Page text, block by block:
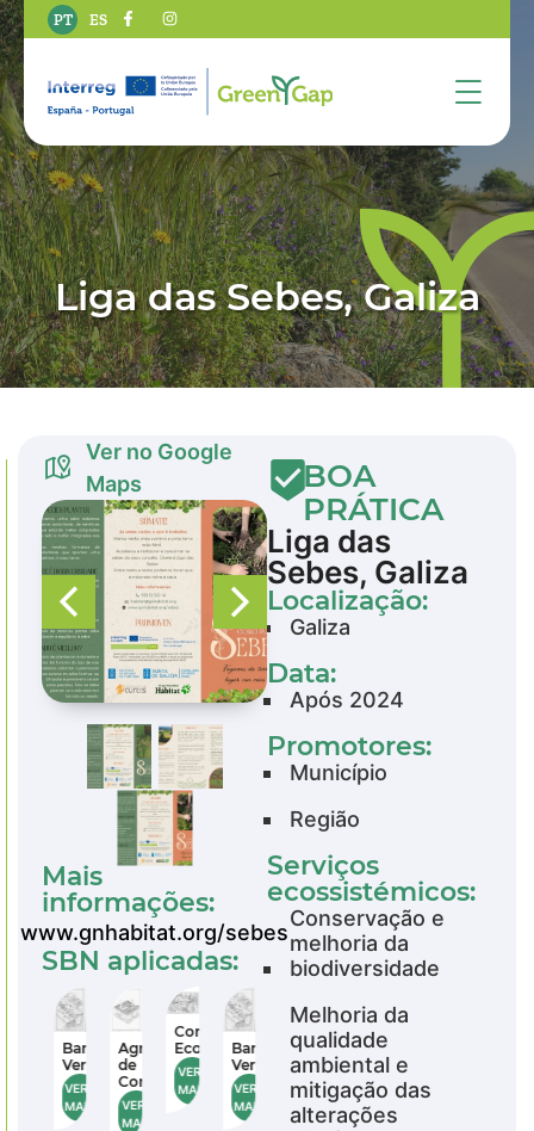
PT ES
Liga das Sebes, Galiza
BOA
PRÁTICA
Liga das
Sebes, Galiza
Localização:
Galiza
Data:
Após 2024
Promotores:
Município
Região
Serviços
ecossistémicos:
Conservação e
melhoria da
biodiversidade
Melhoria da
qualidade
ambiental e
mitigação das
alterações
Ver no Google
Maps
Mais
informações:
www.gnhabitat.org/sebes
SBN aplicadas:
Corredores
EcológicosBarreiras
Verdes
VER
MAIS
Agricultura
de
Conservação
VER
MAIS
Corredores
Ecológicos
VER
MAIS
Barreiras
Verdes
VER
MAIS
Agricultura
de
Conservação
VER
MAIS
Corredores
Ecológicos
VER
MAIS